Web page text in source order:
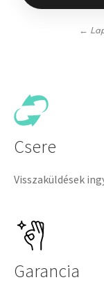
←
Csere
Visszaküldések
Garancia